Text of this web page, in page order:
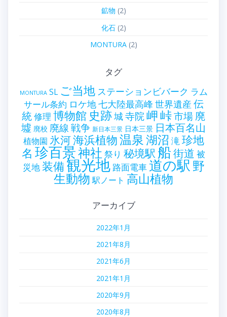
鉱物 (2)
化石(2)
MONTURA(2)
タグ
MONTURA SL ご当地 ステーションビバーク ラム
サール条約 ロケ地七大陸最高峰 世界遺産 伝
統修理 博物館 史跡城寺院岬峠市場 廃
墟 廃校 廃線戦争 新日本三景 日本三景 日本百名山
植物園 氷河海浜植物温泉湖沼 滝珍地
名 珍百景神社 祭り 秘境駅 船街道 被
災地装備観光地 路面電車道の駅 野
生動物 駅ノート 高山植物
アーカイブ
2022年1月
2021年8月
2021年6月
2021年1月
2020年9月
2020年8月